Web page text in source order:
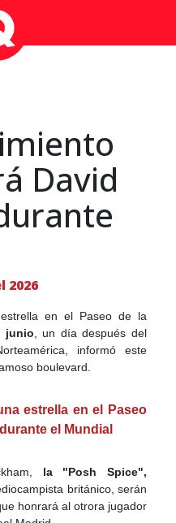
David
2026
en el Paseo de la
junio , un día después del
informó este
boulevard.
estrella en el Paseo
el Mundial
la "Posh Spice",
británico, serán
honrará al otrora jugador